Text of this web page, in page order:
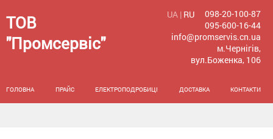
ТОВ
"Промсервіс"
UA | RU
098-20-100-87
095-600-16-44
info@promservis.cn.ua
м.Чернігів,
вул.Боженка, 106
ГОЛОВНА ПРАЙС ЕЛЕКТРОПОДРОБИЦІ ДОСТАВКА КОНТАКТИ